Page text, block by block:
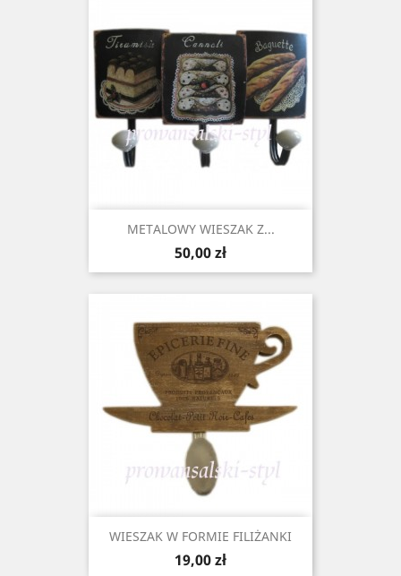
METALOWY WIESZAK Z...
Cena
50,00 zł
WIESZAK W FORMIE FILIŻANKI
Cena
19,00 zł